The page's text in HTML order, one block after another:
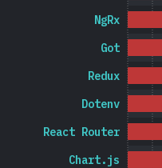
Chart.js
React Router
Dotenv
Redux
Got
NgRx